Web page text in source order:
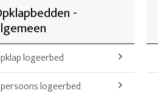
-
logeerbed
logeerbed